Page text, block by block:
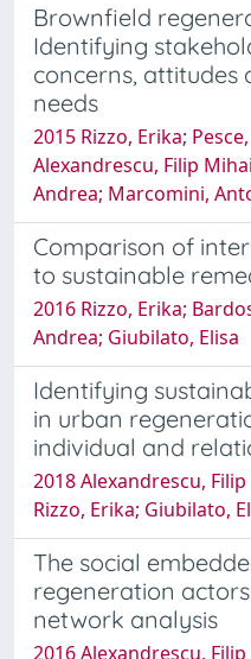
Brownfield
Identifying
concerns, attitudes
needs
2015 Rizzo, Erika;
Alexandrescu, Filip
Andrea; Marcomini,
Comparison of
to sustainable
2016 Rizzo, Erika;
Andrea; Giubilato, Elisa
Identifying
in urban
individual and
2018 Alexandrescu,
Rizzo, Erika; Giubilato,
The social
regeneration
network analysis
2016 Alexandrescu,